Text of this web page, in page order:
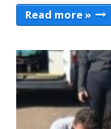
Read more »